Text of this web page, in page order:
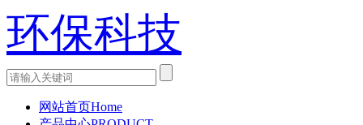
网站首页Home